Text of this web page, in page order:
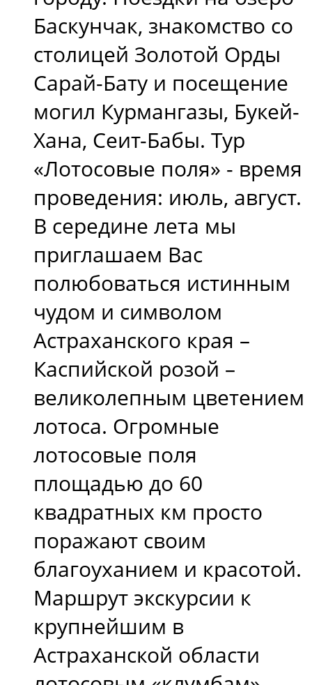
Баскунчак, знакомство со
столицей Золотой Орды
Сарай-Бату и посещение
могил Курмангазы, Букей-
Хана, Сеит-Бабы. Тур
«Лотосовые поля» - время
проведения: июль, август.
В середине лета мы
приглашаем Вас
полюбоваться истинным
чудом и символом
Астраханского края –
Каспийской розой –
великолепным цветением
лотоса. Огромные
лотосовые поля
площадью до 60
квадратных км просто
поражают своим
благоуханием и красотой.
Маршрут экскурсии к
крупнейшим в
Астраханской области